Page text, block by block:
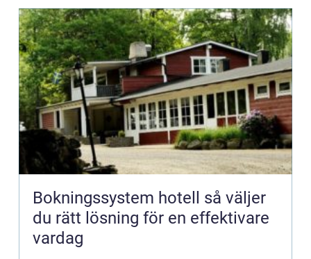
Bokningssystem hotell så väljer
du rätt lösning för en effektivare
vardag